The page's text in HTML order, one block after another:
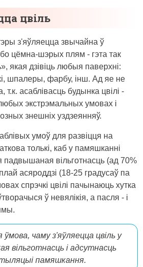
цвіль
з'яўляецца звычайна ў
цёмна-шэрых плям - гэта так
якая дзівіць любыя паверхні:
шпалеры, фарбу, інш. Ад яе не
т.к. асаблівасць будынка цвілі -
экстрэмальных умовах і
знешніх уздзеянняў.
умоў для развіцця на
толькі, каб у памяшканні
падвышаная вільготнасць (ад 70%
асяроддзі (18-25 градусаў па
спрэчкі цвілі пачынаюць хутка
ў невялікія, а пасля - і
ўмова, чаму з'яўляецца цвіль у
вільготнасць і адсутнасць
памяшкання.